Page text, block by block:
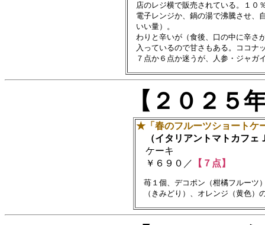
店のレジ横で販売されている。１０
電子レンジか、鍋の湯で沸騰させ、
いい量）。
わりと辛いが（食後、口の中に辛さ
入っているので甘さもある。ココナ
【２０２
★「春のフルーツショートケ
（イタリアントマトカフェ
ケーキ
￥６９０／
【７点】
苺１個、デコポン（柑橘フルーツ